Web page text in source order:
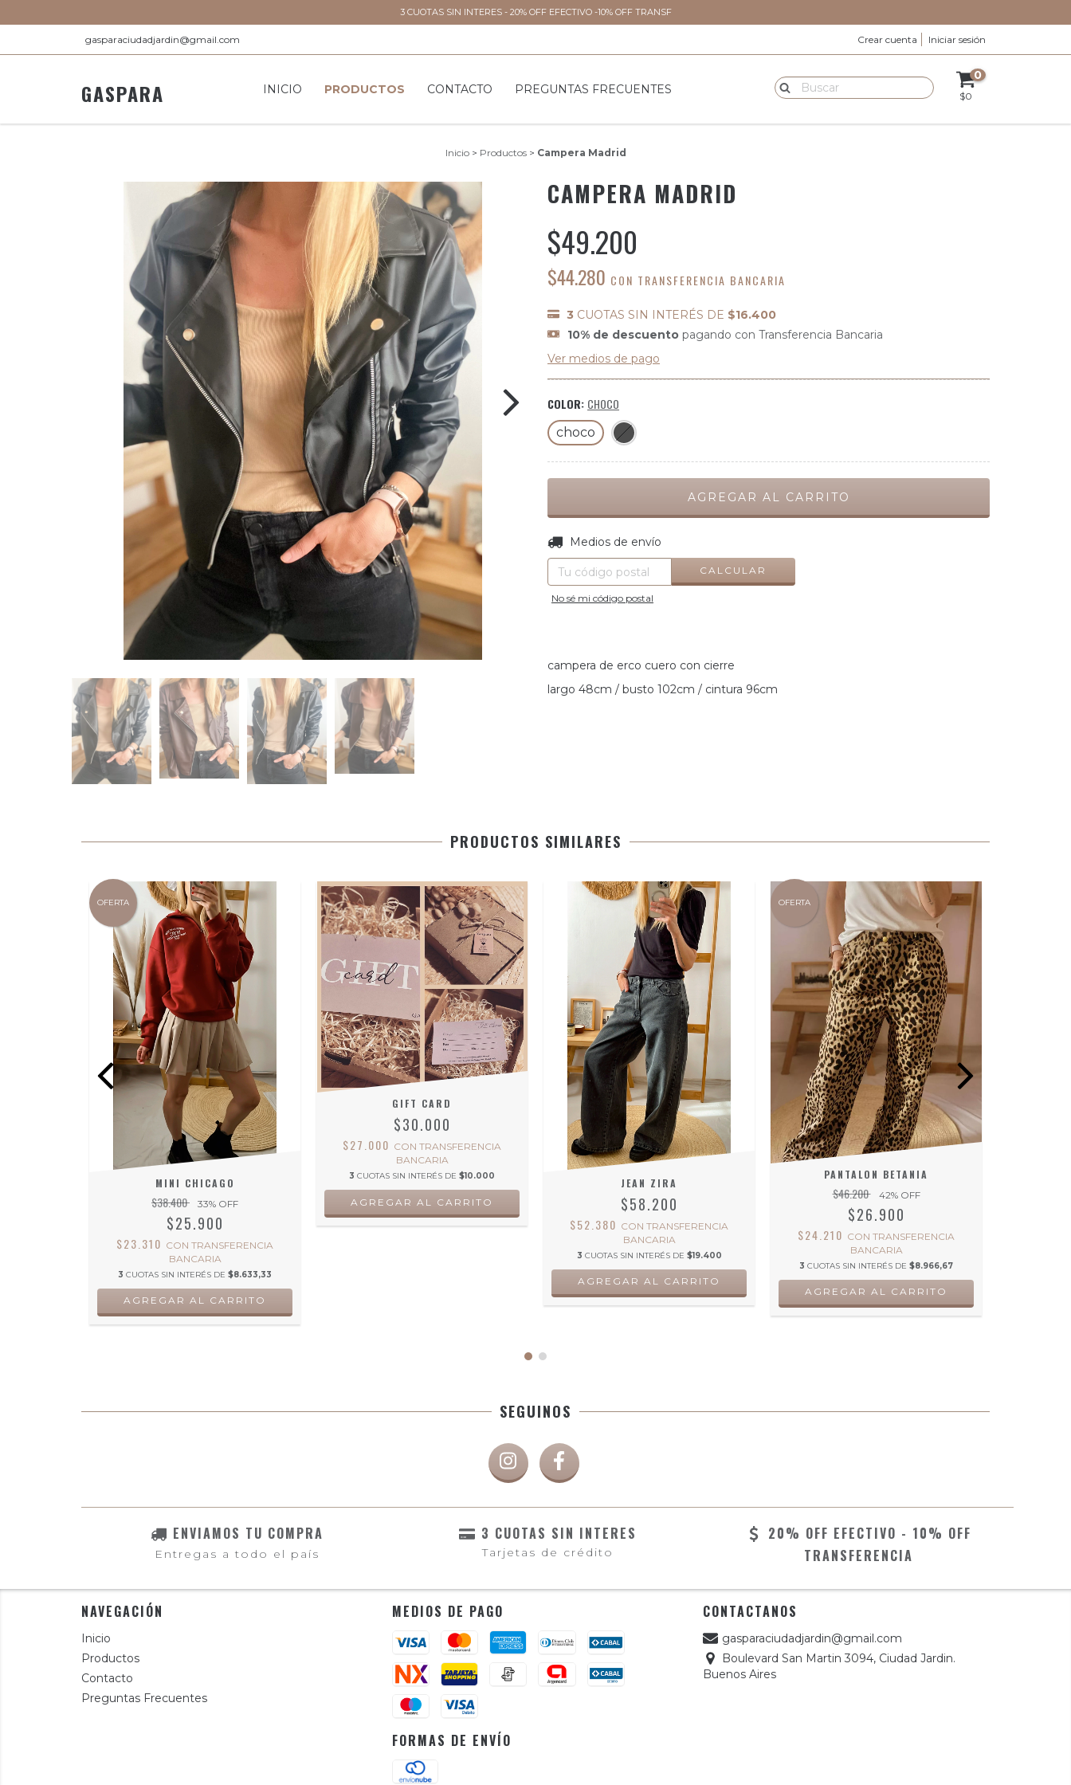
3 CUOTAS SIN INTERES - 20% OFF EFECTIVO -10% OFF TRANSF
gasparaciudadjardin@gmail.com Crear cuenta Iniciar sesión
GASPARA INICIO PRODUCTOS CONTACTO PREGUNTAS FRECUENTES
0
$0
Inicio > Productos > Campera Madrid
CAMPERA MADRID
$49.200
$44.280 CON TRANSFERENCIA BANCARIA
3 CUOTAS SIN INTERÉS DE $16.400
10% de descuento pagando con Transferencia Bancaria
Ver medios de pago
COLOR: CHOCO
choco
Entregas para el CP:
Medios de envío
CALCULAR
No sé mi código postal
campera de erco cuero con cierre
largo 48cm / busto 102cm / cintura 96cm
PRODUCTOS SIMILARES
OFERTA
MINI CHICAGO
$38.400 33% OFF
$25.900
$23.310 CON TRANSFERENCIA
BANCARIA
3 CUOTAS SIN INTERÉS DE $8.633,33
AGREGAR AL CARRITO
GIFT CARD
$30.000
$27.000 CON TRANSFERENCIA
BANCARIA
3 CUOTAS SIN INTERÉS DE $10.000
JEAN ZIRA
$58.200
$52.380 CON TRANSFERENCIA
BANCARIA
3 CUOTAS SIN INTERÉS DE $19.400
AGREGAR AL CARRITO
OFERTA
PANTALON BETANIA
$46.200 42% OFF
$26.900
$24.210 CON TRANSFERENCIA
BANCARIA
3 CUOTAS SIN INTERÉS DE $8.966,67
AGREGAR AL CARRITO
SEGUINOS
ENVIAMOS TU COMPRA
Entregas a todo el país
3 CUOTAS SIN INTERES
Tarjetas de crédito
20% OFF EFECTIVO - 10% OFF
TRANSFERENCIA
NAVEGACIÓN
Inicio
Productos
Contacto
Preguntas Frecuentes
MEDIOS DE PAGO
FORMAS DE ENVÍO
CONTACTANOS
gasparaciudadjardin@gmail.com
Boulevard San Martin 3094, Ciudad Jardin.
Buenos Aires